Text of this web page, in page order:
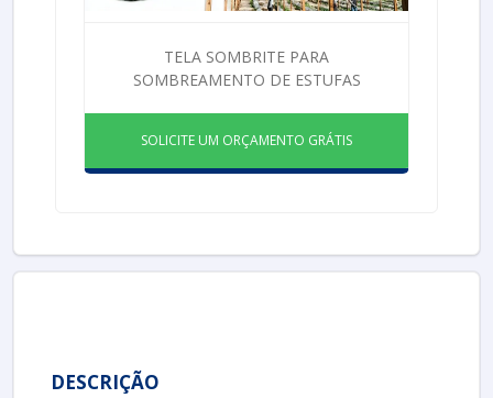
TELA SOMBRITE PARA
SOMBREAMENTO DE ESTUFAS
SOLICITE UM ORÇAMENTO GRÁTIS
DESCRIÇÃO